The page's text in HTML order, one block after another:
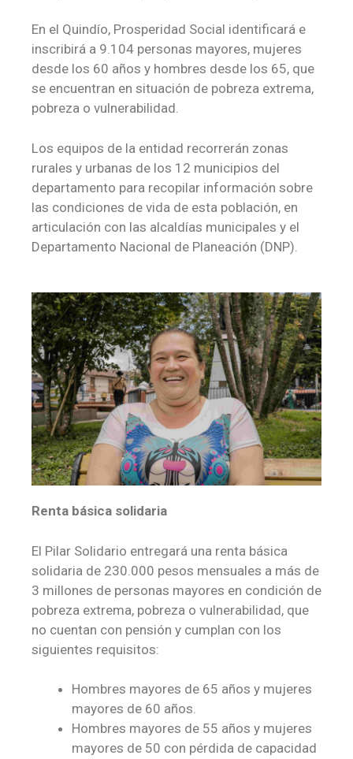
En el Quindío, Prosperidad Social identificará e
inscribirá a 9.104 personas mayores, mujeres
desde los 60 años y hombres desde los 65, que
se encuentran en situación de pobreza extrema,
pobreza o vulnerabilidad.
Los equipos de la entidad recorrerán zonas
rurales y urbanas de los 12 municipios del
departamento para recopilar información sobre
las condiciones de vida de esta población, en
articulación con las alcaldías municipales y el
Departamento Nacional de Planeación (DNP).
Renta básica solidaria
El Pilar Solidario entregará una renta básica
solidaria de 230.000 pesos mensuales a más de
3 millones de personas mayores en condición de
pobreza extrema, pobreza o vulnerabilidad, que
no cuentan con pensión y cumplan con los
siguientes requisitos:
Hombres mayores de 65 años y mujeres
mayores de 60 años.
Hombres mayores de 55 años y mujeres
mayores de 50 con pérdida de capacidad